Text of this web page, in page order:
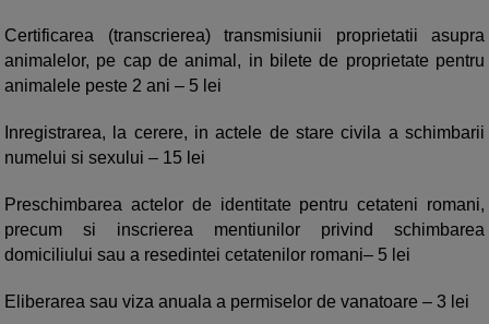
Certificarea (transcrierea) transmisiunii proprietatii asupra
animalelor, pe cap de animal, in bilete de proprietate pentru
animalele peste 2 ani – 5 lei
Inregistrarea, la cerere, in actele de stare civila a schimbarii
numelui si sexului – 15 lei
Preschimbarea actelor de identitate pentru cetateni romani,
precum si inscrierea mentiunilor privind schimbarea
domiciliului sau a resedintei cetatenilor romani– 5 lei
Eliberarea sau viza anuala a permiselor de vanatoare – 3 lei